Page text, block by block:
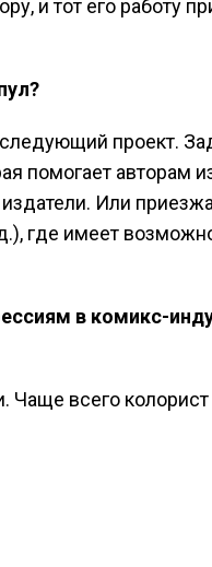
и тот его работу
проект.
помогает авторам
Или
где имеет
в комикс-
Чаще всего